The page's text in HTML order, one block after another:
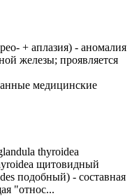
+ аплазия) - аномалия
железы; проявляется
медицинские
thyroidea
щитовидный
подобный) - составная
"относ...